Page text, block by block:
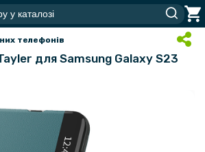
телефонів
для Samsung Galaxy S23